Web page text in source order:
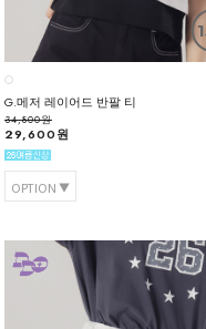
G.메저 레이어드 반팔 티
34,800원
29,600원
OPTION